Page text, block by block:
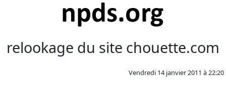
relookage du site chouette.com
Vendredi 14 janvier 2011 à 22:20